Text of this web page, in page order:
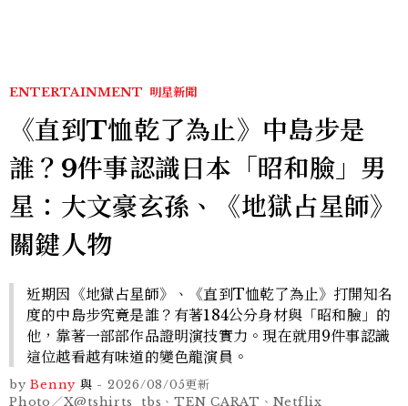
ENTERTAINMENT 明星新聞
《直到T恤乾了為止》中島步是
誰？9件事認識日本「昭和臉」男
星：大文豪玄孫、《地獄占星師》
關鍵人物
近期因《地獄占星師》、《直到T恤乾了為止》打開知名
度的中島步究竟是誰？有著184公分身材與「昭和臉」的
他，靠著一部部作品證明演技實力。現在就用9件事認識
這位越看越有味道的變色龍演員。
by Benny 與 - 2026/08/05更新
Photo／X@tshirts_tbs、TEN CARAT、Netflix